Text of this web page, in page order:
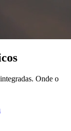
Onde o